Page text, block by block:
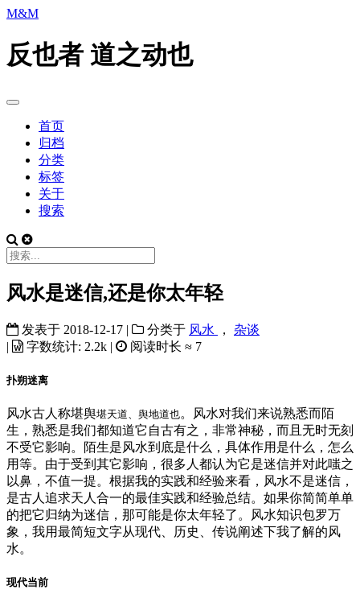
M&M
反也者 道之动也
首页
归档
分类
标签
关于
搜索
风水是迷信,还是你太年轻
发表于 2018-12-17 | 分类于 风水 ， 杂谈
|
字数统计: 2.2k | 阅读时长 ≈ 7
扑朔迷离
风水古人称堪舆堪天道、舆地道也。风水对我们来说熟悉而陌
生，熟悉是我们都知道它自古有之，非常神秘，而且无时无刻
不受它影响。陌生是风水到底是什么，具体作用是什么，怎么
用等。由于受到其它影响，很多人都认为它是迷信并对此嗤之
以鼻，不值一提。根据我的实践和经验来看，风水不是迷信，
是古人追求天人合一的最佳实践和经验总结。如果你简简单单
的把它归纳为迷信，那可能是你太年轻了。风水知识包罗万
象，我用最简短文字从现代、历史、传说阐述下我了解的风
水。
现代当前